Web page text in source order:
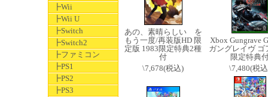
┣Wii
┣Wii U
┣Switch
┣Switch2
┣ファミコン
┣PS1
┣PS2
┣PS3
あの、素晴らしい を
もう一度/再装版HD 限
定版 1983限定特典2種
付
\7,678(税込)
Xbox Gungrave
ガングレイヴ ゴ
限定特典
\7,480(税